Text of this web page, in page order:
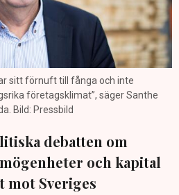
sitt förnuft till fånga och inte
företagsklimat”, säger Santhe
Bild: Pressbild
debatten om
och kapital
mot Sveriges